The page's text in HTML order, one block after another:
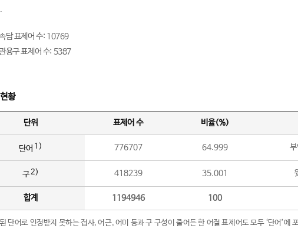
담 표제어 수: 10769
용구 표제어 수: 5387
황
단위 표제어 수 비율(%)
단어 1) 776707 64.999
구2) 418239 35.001
합계 1194946 100
단어로 인정받지 못하는 접사, 어근, 어미 등과 구 구성이 줄어든 한 어절 표제어도 모두 ‘단어’에